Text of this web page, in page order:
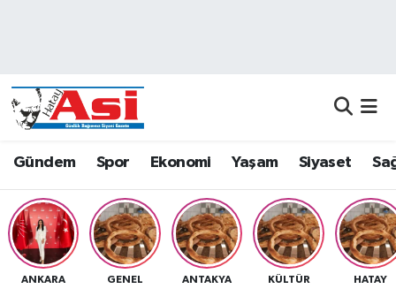
Gündem Spor Ekonomi Yaşam Siyaset
ANKARA GENEL ANTAKYA KÜLTÜR HATAY
Dünya
Eğitim
Ekonomi
Gündem
Hava Durumu
Namaz Vakitleri
Trafik Durumu
Süper Lig Puan Durumu ve Fikstür